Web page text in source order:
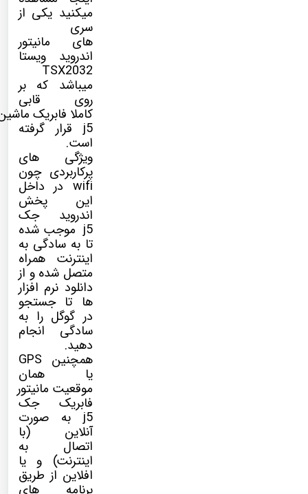
میکنید یکی از
سری
های مانیتور
اندروید ویستا
TSX2032
میباشد که بر
روی قابی
کاملا فابریک
j5 قرار گرفته
است.
ویژگی های
پرکاربردی چون
wifi در داخل
این پخش
اندروید جک
j5 موجب شده
تا به سادگی به
اینترنت همراه
متصل شده و از
دانلود نرم افزار
ها تا جستجو
در گوگل را به
سادگی انجام
دهید.
همچنین GPS
یا همان
موقعیت مانیتور
فابریک جک
j5 به صورت
آنلاین (با
اتصال به
اینترنت) و یا
افلاین از طریق
برنامه های